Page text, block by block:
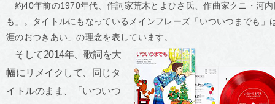
約40年前の1970年代、作詞家荒木とよひさ氏、作曲家クニ・河
も」。タイトルにもなっているメインフレーズ「いついつまでも
涯のおつきあい」の理念を表しています。
そして2014年、歌詞を大
幅にリメイクして、同じタ
イトルのまま、「いついつ